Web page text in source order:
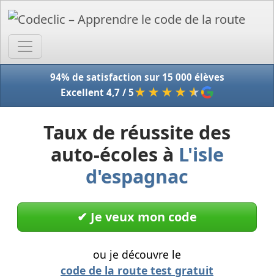
94% de satisfaction sur 15 000 élèves
Excellent 4,7 / 5★★★★ ★
Taux de réussite des
auto-écoles à L'isle
d'espagnac
✔︎ Je veux mon code
ou je découvre le
code de la route test gratuit